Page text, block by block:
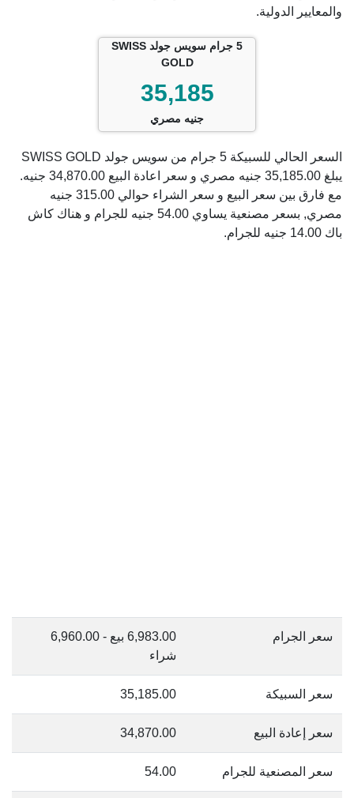
والمعايير الدولية.
5 جرام سويس جولد SWISS
GOLD
35,185
جنيه مصري
السعر الحالي للسبيكة 5 جرام من سويس جولد SWISS GOLD
يبلغ 35,185.00 جنيه مصري و سعر اعادة البيع 34,870.00 جنيه.
مع فارق بين سعر البيع و سعر الشراء حوالي 315.00 جنيه
مصري, بسعر مصنعية يساوي 54.00 جنيه للجرام و هناك كاش
باك 14.00 جنيه للجرام.
سعر الجرام
6,983.00 بيع - 6,960.00
شراء
سعر السبيكة 35,185.00
سعر إعادة البيع 34,870.00
سعر المصنعية للجرام 54.00